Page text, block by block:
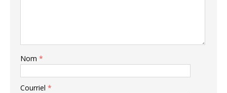
Nom *
Courriel *